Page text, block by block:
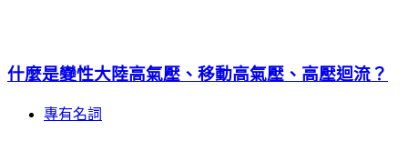
什麼是變性大陸高氣壓、移動高氣壓、高壓迴流？
專有名詞